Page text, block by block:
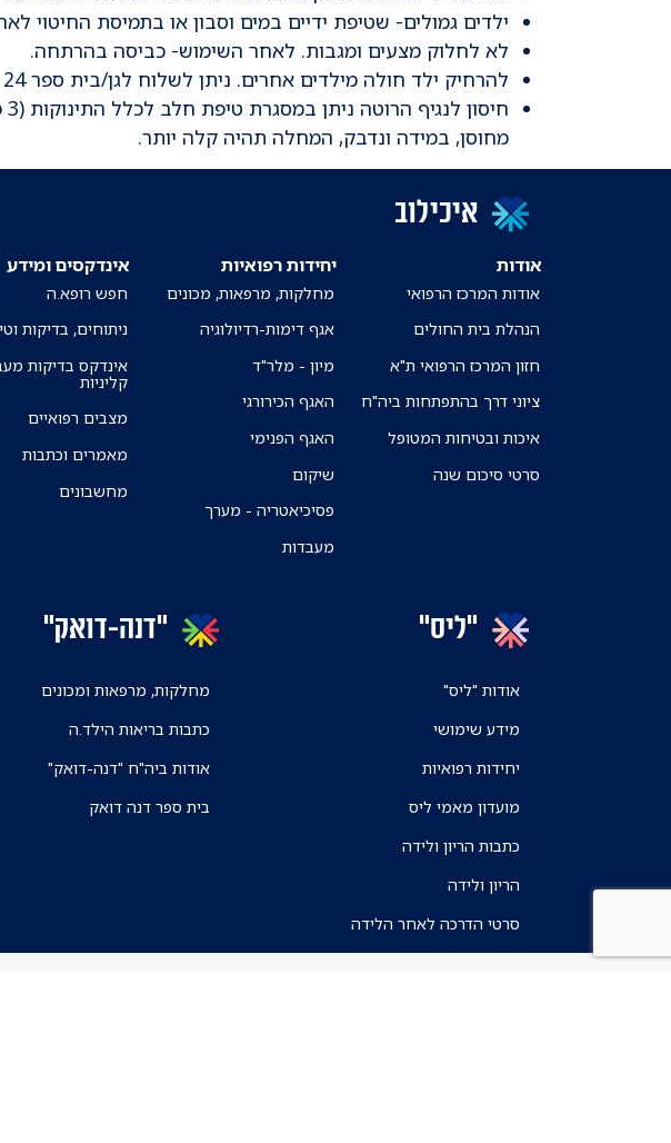
ילדים גמולים- שטיפת ידיים במים וסבון או בתמיסת החיטוי
לא לחלוק מצעים ומגבות. לאחר השימוש- כביסה בהרתחה.
להרחיק ילד חולה מילדים אחרים. ניתן לשלוח לגן/בית ספר 24 שעות לאחר הפסקת השלשול.
מחוסן, במידה ונדבק, המחלה תהיה קלה יותר.
איכילוב
אודות
אודות המרכז הרפואי
הנהלת בית החולים
חזון המרכז הרפואי ת"א
ציוני דרך בהתפתחות ביה"ח
איכות ובטיחות המטופל
סרטי סיכום שנה
יחידות רפואיות
מחלקות, מרפאות, מכונים
אגף דימות-רדיולוגיה
מיון - מלר"ד
האגף הכירורגי
האגף הפנימי
שיקום
פסיכיאטריה - מערך
מעבדות
אינדקסים ומידע
חפש רופא.ה
ניתוחים, בדיקות
אינדקס בדיקות
קליניות
מצבים רפואיים
מאמרים וכתבות
מחשבונים
"ליס"
אודות "ליס"
מידע שימושי
יחידות רפואיות
מועדון מאמי ליס
כתבות הריון ולידה
הריון ולידה
סרטי הדרכה לאחר הלידה
"דנה-דואק"
מחלקות, מרפאות ומכונים
כתבות בריאות הילד.ה
אודות ביה"ח "דנה-דואק"
בית ספר דנה דואק